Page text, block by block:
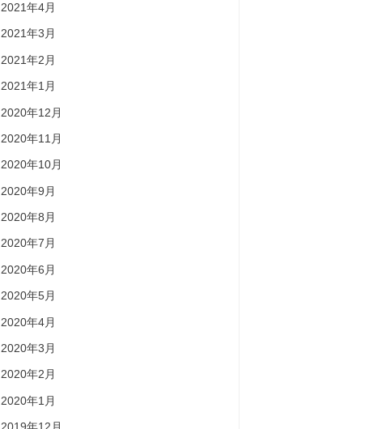
2021年4月
2021年3月
2021年2月
2021年1月
2020年12月
2020年11月
2020年10月
2020年9月
2020年8月
2020年7月
2020年6月
2020年5月
2020年4月
2020年3月
2020年2月
2020年1月